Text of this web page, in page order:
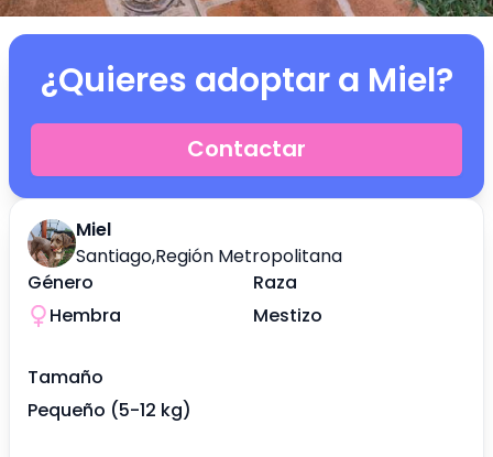
Miel
Santiago,Región Metropolitana
Género
Hembra
Raza
Mestizo
Tamaño
Pequeño (5-12 kg)
¿Quieres adoptar a Miel?
Contactar